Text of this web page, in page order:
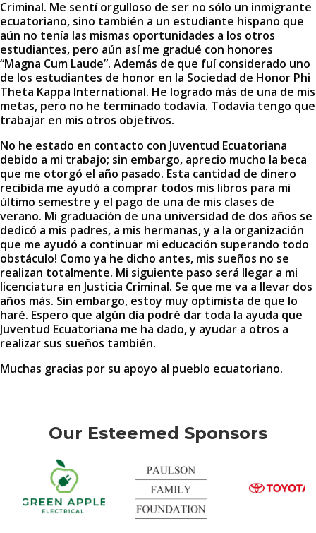
Criminal. Me sentí orgulloso de ser no sólo un inmigrante
ecuatoriano, sino también a un estudiante hispano que
aún no tenía las mismas oportunidades a los otros
estudiantes, pero aún así me gradué con honores
“Magna Cum Laude”. Además de que fuí considerado uno
de los estudiantes de honor en la Sociedad de Honor Phi
Theta Kappa International. He logrado más de una de mis
metas, pero no he terminado todavía. Todavía tengo que
trabajar en mis otros objetivos.
No he estado en contacto con Juventud Ecuatoriana
debido a mi trabajo; sin embargo, aprecio mucho la beca
que me otorgó el año pasado. Esta cantidad de dinero
recibida me ayudó a comprar todos mis libros para mi
último semestre y el pago de una de mis clases de
verano. Mi graduación de una universidad de dos años se
dedicó a mis padres, a mis hermanas, y a la organización
que me ayudó a continuar mi educación superando todo
obstáculo! Como ya he dicho antes, mis sueños no se
realizan totalmente. Mi siguiente paso será llegar a mi
licenciatura en Justicia Criminal. Se que me va a llevar dos
años más. Sin embargo, estoy muy optimista de que lo
haré. Espero que algún día podré dar toda la ayuda que
Juventud Ecuatoriana me ha dado, y ayudar a otros a
realizar sus sueños también.
Muchas gracias por su apoyo al pueblo ecuatoriano.
Our Esteemed Sponsors